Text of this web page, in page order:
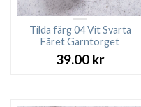
Tilda färg 04 Vit Svarta
Fåret Garntorget
39.00 kr